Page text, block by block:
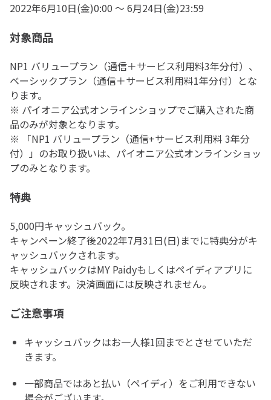
2022年6月10日(金)0:00 ～ 6月24日(金)23:59
対象商品
NP1 バリュープラン（通信＋サービス利用料3年分付）、
ベーシックプラン（通信＋サービス利用料1年分付）とな
ります。
※ パイオニア公式オンラインショップでご購入された商
品のみが対象となります。
※ 「NP1 バリュープラン（通信+サービス利用料 3年分
付）」のお取り扱いは、パイオニア公式オンラインショッ
プのみとなります。
特典
5,000円キャッシュバック。
キャンペーン終了後2022年7月31日(日)までに特典分がキ
ャッシュバックされます。
キャッシュバックはMY Paidyもしくはペイディアプリに
反映されます。決済画面には反映されません。
ご注意事項
キャッシュバックはお一人様1回までとさせていただ
きます。
一部商品ではあと払い（ペイディ）をご利用できない